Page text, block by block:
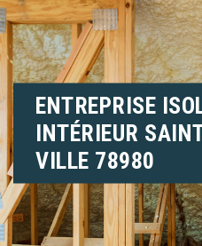
ENTREPRISE
INTÉRIEUR
VILLE 78980